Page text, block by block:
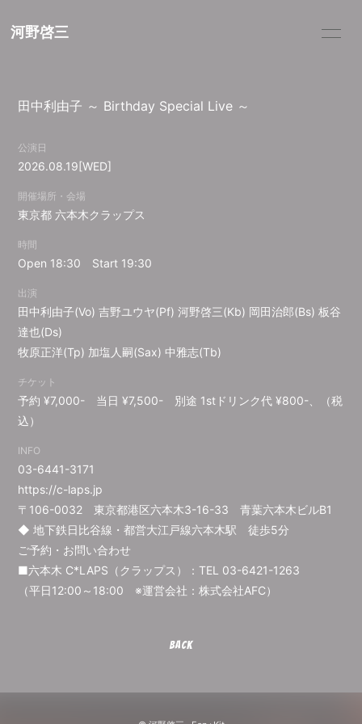
河野啓三
田中利由子 ～ Birthday Special Live ～
公演日
2026.08.19[WED]
開催場所・会場
東京都 六本木クラップス
時間
Open 18:30 Start 19:30
出演
田中利由子(Vo) 吉野ユウヤ(Pf) 河野啓三(Kb) 岡田治郎(Bs) 板谷
達也(Ds)
牧原正洋(Tp) 加塩人嗣(Sax) 中雅志(Tb)
チケット
予約 ¥7,000- 当日 ¥7,500- 別途 1stドリンク代 ¥800-、（税
込）
INFO
03-6441-3171
https://c-laps.jp
〒106-0032 東京都港区六本木3-16-33 青葉六本木ビルB1
◆ 地下鉄日比谷線・都営大江戸線六本木駅 徒歩5分
ご予約・お問い合わせ
■六本木 C*LAPS（クラップス）：TEL 03-6421-1263
（平日12:00～18:00 ※運営会社：株式会社AFC）
BACK